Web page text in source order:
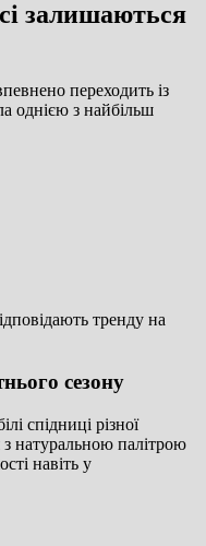
залишаються
переходить із
однією з найбільш
тренду на
сезону
спідниці різної
натуральною палітрою
навіть у